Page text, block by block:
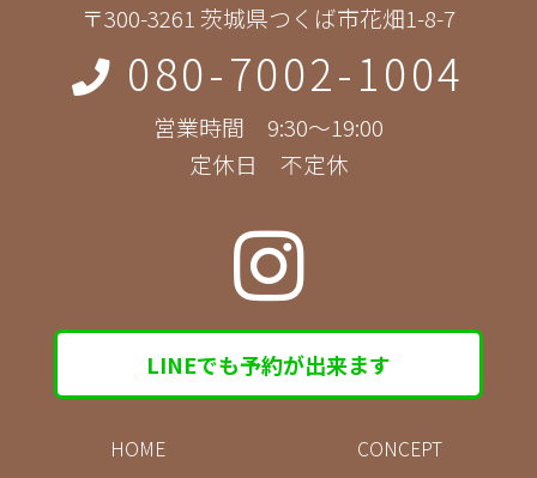
〒300-3261 茨城県つくば市花畑1-8-7
080-7002-1004
営業時間 9:30～19:00
定休日 不定休
LINEでも予約が出来ます
HOME CONCEPT